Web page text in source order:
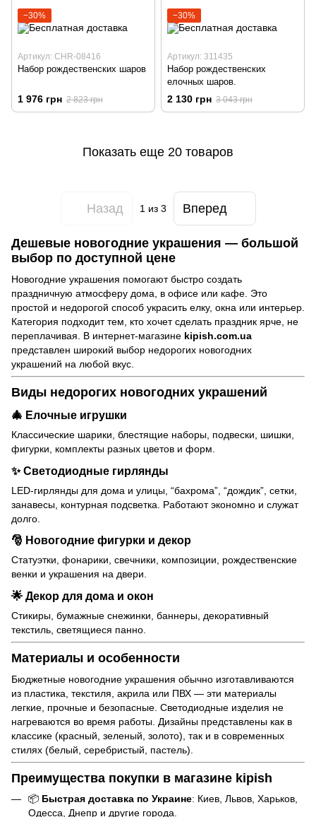
−30%
Артикул: CHR-08416
Набор рождественских шаров
1 976 грн 2 823 грн
−30%
Артикул: 311435
Набор рождественских
елочных шаров.
2 130 грн 3 043 грн
Показать еще 20 товаров
Назад 1из 3 Вперед
Дешевые новогодние украшения — большой
выбор по доступной цене
Новогодние украшения помогают быстро создать
праздничную атмосферу дома, в офисе или кафе. Это
простой и недорогой способ украсить елку, окна или интерьер.
Категория подходит тем, кто хочет сделать праздник ярче, не
переплачивая. В интернет-магазине kipish.com.ua
представлен широкий выбор недорогих новогодних
украшений на любой вкус.
Виды недорогих новогодних украшений
🎄 Елочные игрушки
Классические шарики, блестящие наборы, подвески, шишки,
фигурки, комплекты разных цветов и форм.
✨ Светодиодные гирлянды
LED-гирлянды для дома и улицы, “бахрома”, “дождик”, сетки,
занавесы, контурная подсветка. Работают экономно и служат
долго.
🎅 Новогодние фигурки и декор
Статуэтки, фонарики, свечники, композиции, рождественские
венки и украшения на двери.
🌟 Декор для дома и окон
Стикиры, бумажные снежинки, баннеры, декоративный
текстиль, светящиеся панно.
Материалы и особенности
Бюджетные новогодние украшения обычно изготавливаются
из пластика, текстиля, акрила или ПВХ — эти материалы
легкие, прочные и безопасные. Светодиодные изделия не
нагреваются во время работы. Дизайны представлены как в
классике (красный, зеленый, золото), так и в современных
стилях (белый, серебристый, пастель).
Преимущества покупки в магазине kipish
📦 Быстрая доставка по Украине: Киев, Львов, Харьков,
Одесса, Днепр и другие города.